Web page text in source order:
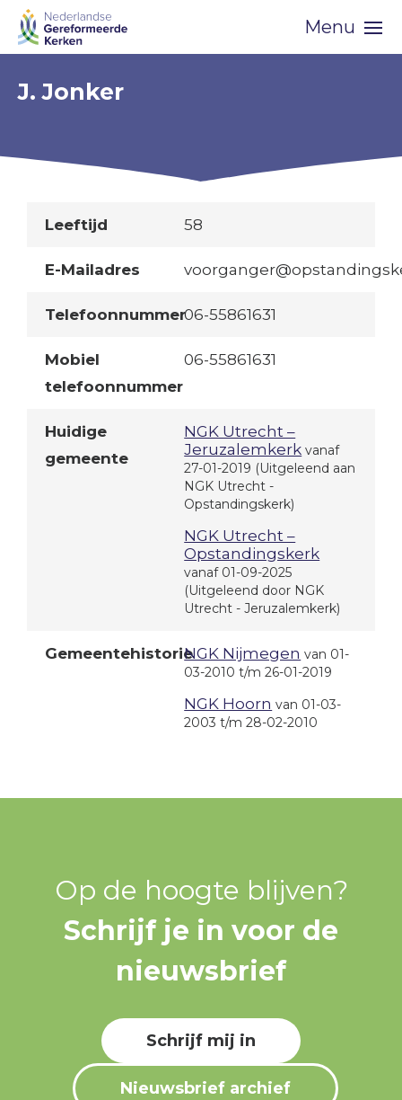
Skip
navigation
Menu
J. Jonker
Leeftijd 58
E-Mailadres
Telefoonnummer06-55861631
Mobiel
telefoonnummer
06-55861631
Huidige
gemeente
NGK Utrecht –
Jeruzalemkerk vanaf
27-01-2019 (Uitgeleend aan
NGK Utrecht -
Opstandingskerk)
NGK Utrecht –
Opstandingskerk
vanaf 01-09-2025
(Uitgeleend door NGK
Utrecht - Jeruzalemkerk)
GemeentehistorieNGK Nijmegen van 01-
03-2010 t/m 26-01-2019
NGK Hoorn van 01-03-
2003 t/m 28-02-2010
Op de hoogte blijven?
Schrijf je in voor de
nieuwsbrief
Schrijf mij in
Nieuwsbrief archief